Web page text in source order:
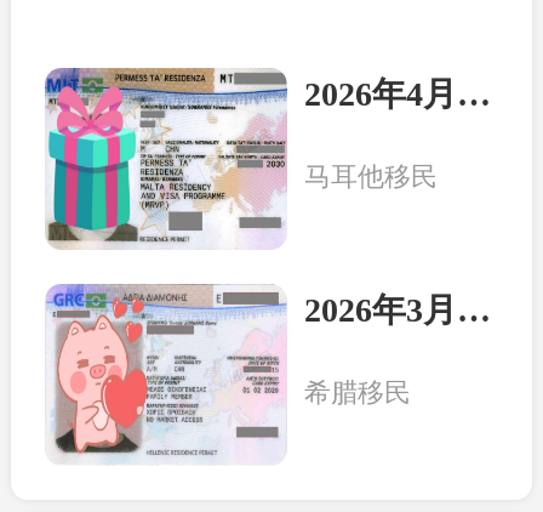
2026年4月8日：马耳他客户一家三口收到永居卡
马耳他移民
2026年3月20日：希腊客户一家三口收获永居卡
希腊移民